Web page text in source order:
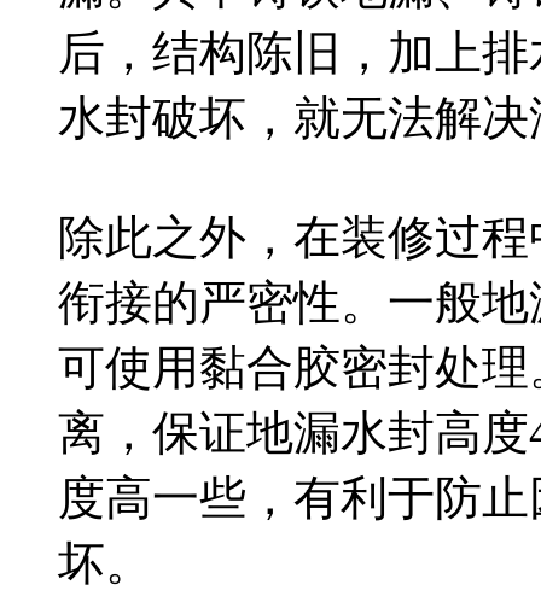
后，结构陈旧，加上
水封破坏，就无法解
除此之外，在装修过
衔接的严密性。一般
可使用黏合胶密封处
离，保证地漏水封高
度高一些，有利于防
坏。